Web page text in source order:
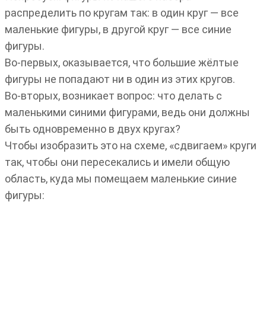
распределить по кругам так: в один круг — все
маленькие фигуры, в другой круг — все синие
фигуры.
Во-первых, оказывается, что большие жёлтые
фигуры не попадают ни в один из этих кругов.
Во-вторых, возникает вопрос: что делать с
маленькими синими фигурами, ведь они должны
быть одновременно в двух кругах?
Чтобы изобразить это на схеме, «сдвигаем» круги
так, чтобы они пересекались и имели общую
область, куда мы помещаем маленькие синие
фигуры: